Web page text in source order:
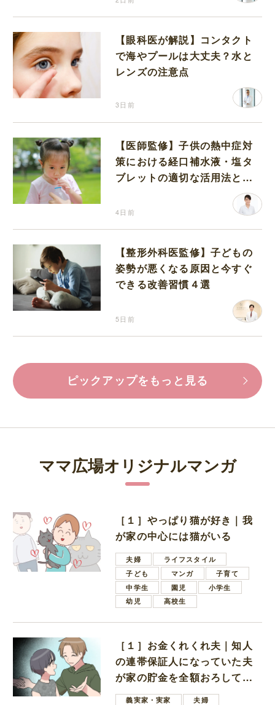
【眼科医が解説】コンタクト
で海やプールは大丈夫？水と
レンズの注意点
3日前
【医師監修】子供の熱中症対
策における経口補水液・塩タ
ブレットの適切な活用法と水
4日前
【整形外科医監修】子どもの
姿勢が悪くなる原因と今すぐ
できる改善習慣４選
5日前
ピックアップをもっと見る
ママ広場オリジナルマンガ
［１］やっぱり猫が好き｜我
が家の中心には猫がいる
夫婦
ライフスタイル
子ども
マンガ
子育て
中学生
園児
小学生
幼児
高校生
［１］お金くれくれ夫｜知人
の連帯保証人になっていた夫
が家の貯金を全額おろしてほ
しいと言ってきた
義実家・実家
夫婦